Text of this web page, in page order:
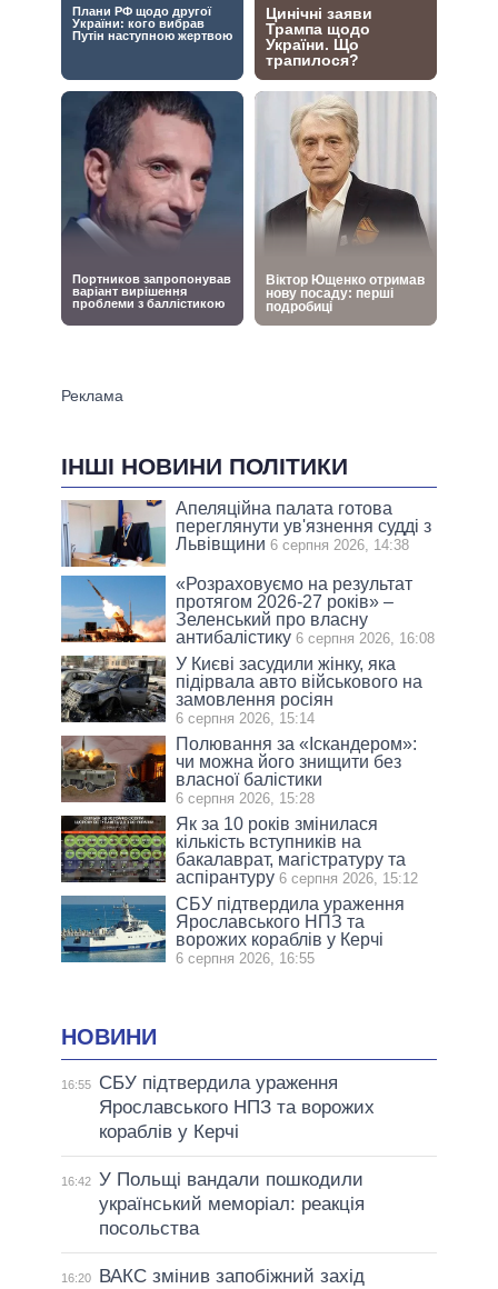
ІНШІ НОВИНИ ПОЛІТИКИ
Апеляційна палата готова
переглянути ув'язнення судді з
Львівщини 6 серпня 2026, 14:38
«Розраховуємо на результат
протягом 2026-27 років» –
Зеленський про власну
антибалістику 6 серпня 2026, 16:08
У Києві засудили жінку, яка
підірвала авто військового на
замовлення росіян
6 серпня 2026, 15:14
Полювання за «Іскандером»:
чи можна його знищити без
власної балістики
6 серпня 2026, 15:28
Як за 10 років змінилася
кількість вступників на
бакалаврат, магістратуру та
аспірантуру 6 серпня 2026, 15:12
СБУ підтвердила ураження
Ярославського НПЗ та
ворожих кораблів у Керчі
6 серпня 2026, 16:55
НОВИНИ
16:55
СБУ підтвердила ураження
Ярославського НПЗ та ворожих
кораблів у Керчі
16:42 У Польщі вандали пошкодили
український меморіал: реакція
посольства
16:20
ВАКС змінив запобіжний захід